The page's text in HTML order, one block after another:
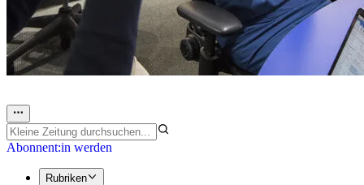
Abonnent:in werden
Rubriken